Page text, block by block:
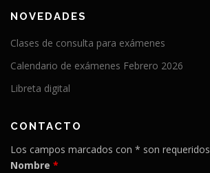
NOVEDADES
Clases de consulta para exámenes
Calendario de exámenes Febrero 2026
Libreta digital
CONTACTO
Los campos marcados con * son requeridos
Nombre *